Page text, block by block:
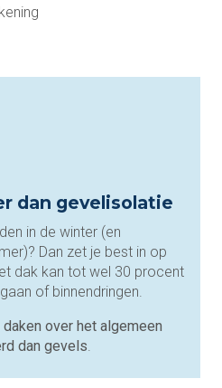
dan gevelisolatie
in de winter (en
Dan zet je best in op
dak kan tot wel 30 procent
of binnendringen.
daken over het algemeen
dan gevels.